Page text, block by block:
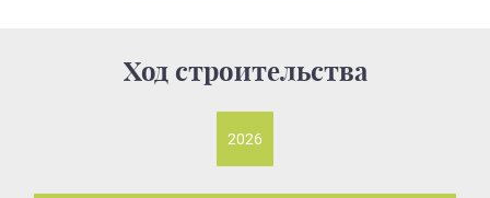
Ход строительства
2026